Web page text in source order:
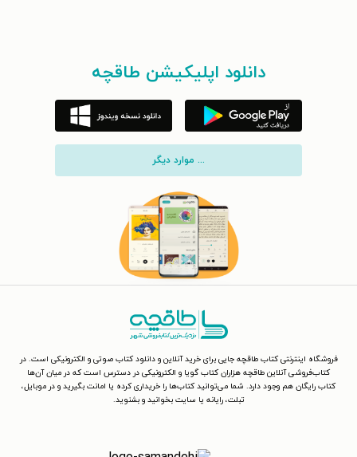
دانلود اپلیکیشن طاقچه
... موارد دیگر
فروشگاه اینترنتی کتاب طاقچه جایی برای خرید آنلاین و دانلود کتاب صوتی و الکترونیکی است. در
کتاب‌فروشی آنلاین طاقچه هزاران کتاب گویا و الکترونیکی در دسترس است که در میان آن‌ها
کتاب رایگان هم وجود دارد. شما می‌توانید کتاب‌ها را خریداری کرده یا امانت بگیرید و در موبایل،
تبلت، رایانه یا سایت بخوانید و بشنوید.